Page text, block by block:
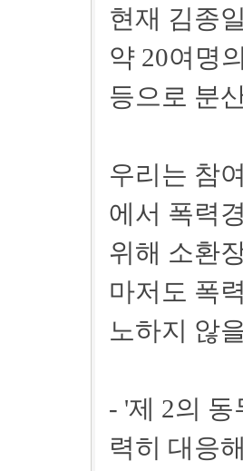
현재 김종
약 20여명
등으로 분
우리는 참
에서 폭력
위해 소환
마저도 폭
노하지 않
- '제 2의
력히 대응